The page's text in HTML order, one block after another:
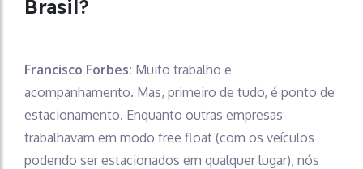
Brasil?
Francisco Forbes: Muito trabalho e
acompanhamento. Mas, primeiro de tudo, é ponto de
estacionamento. Enquanto outras empresas
trabalhavam em modo free float (com os veículos
podendo ser estacionados em qualquer lugar), nós